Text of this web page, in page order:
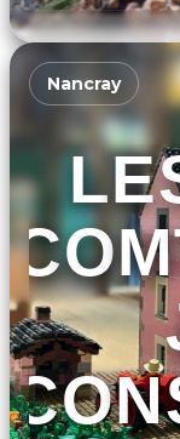
Nancray